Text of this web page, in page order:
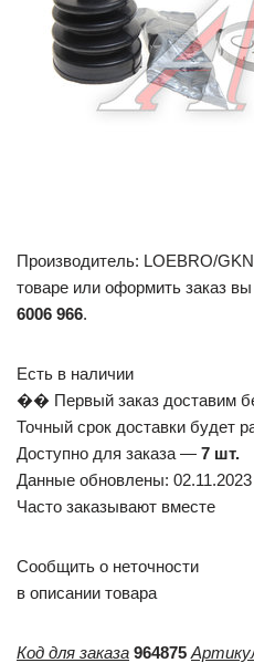
Производитель: LOEBRO/
товаре или оформить заказ
6006 966.
Есть в наличии
�� Первый заказ доставим
Точный срок доставки будет
Доступно для заказа — 7 шт.
Данные обновлены: 02.11.2023
Часто заказывают вместе
Сообщить о неточности
в описании товара
Код для заказа 964875